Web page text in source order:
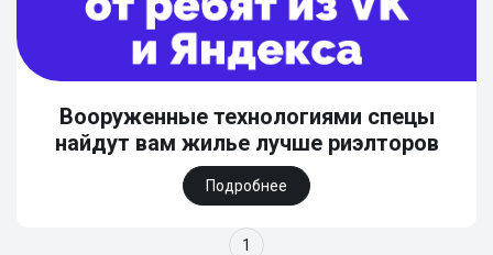
Вооруженные технологиями спецы
найдут вам жилье лучше риэлторов
Подробнее
1